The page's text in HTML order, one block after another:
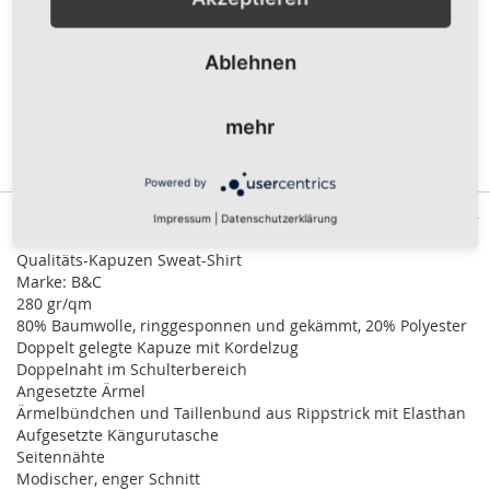
ZUR VERGLEICHSLISTE HINZUFÜGEN
Vorderseite bedruckt mit dem Logo "Kopf" vom MSC Puma
Erhältlich in den Größen XXS, XS, S, M, L, XL, XXL und 3XL.
Qualitäts-Kapuzen Sweat-Shirt
Marke: B&C
280 gr/qm
80% Baumwolle, ringgesponnen und gekämmt, 20% Polyester
Doppelt gelegte Kapuze mit Kordelzug
Doppelnaht im Schulterbereich
Angesetzte Ärmel
Ärmelbündchen und Taillenbund aus Rippstrick mit Elasthan
Aufgesetzte Kängurutasche
Seitennähte
Modischer, enger Schnitt
Ablehnen
mehr
Powered by
Impressum Datenschutzerklärung